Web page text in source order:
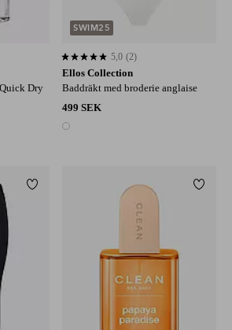
Dry
Ellos Collection
Baddräkt med broderie anglaise
499 SEK
1 färg
5,0 baserat på 2 st betyg
5,0 (2)
SWIM25
Lägg till i favoriter Lägg